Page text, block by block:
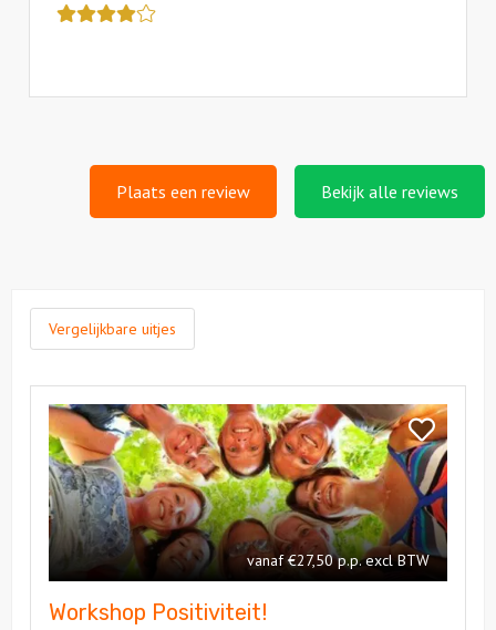
review
cijfer
Plaats een review Bekijk alle reviews
Vergelijkbare uitjes
Bekijk
Workshop
Positiviteit!
vanaf €27,50 p.p. excl BTW
Workshop Positiviteit!
Bekijk
Workshop
Positiviteit!